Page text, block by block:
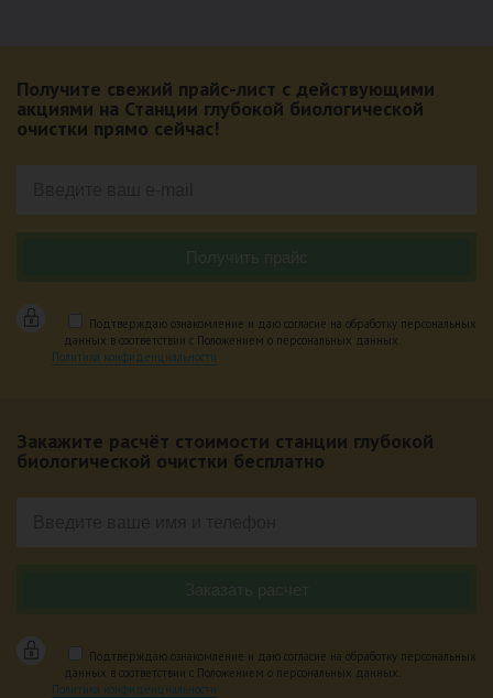
Получите свежий прайс-лист с действующими
акциями на Станции глубокой биологической
очистки прямо сейчас!
Подтверждаю ознакомление и даю согласие на обработку персональных
данных в соответствии с Положением о персональных данных.
Политика конфиденциальности
Закажите расчёт стоимости станции глубокой
биологической очистки бесплатно
Подтверждаю ознакомление и даю согласие на обработку персональных
данных в соответствии с Положением о персональных данных.
Политика конфиденциальности